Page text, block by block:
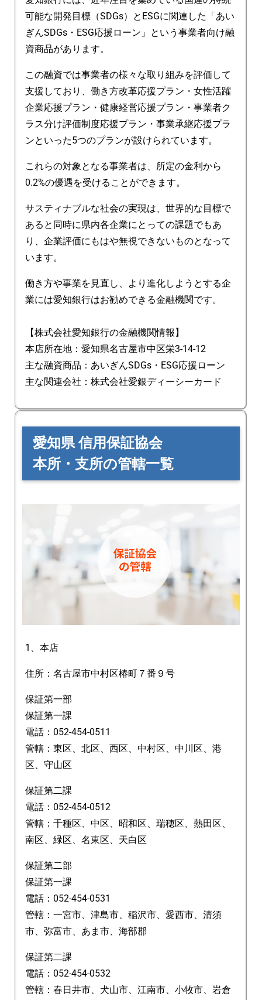
可能な開発目標（SDGs）とESGに関連した「あい
ぎんSDGs・ESG応援ローン」という事業者向け融
資商品があります。
この融資では事業者の様々な取り組みを評価して
支援しており、働き方改革応援プラン・女性活躍
企業応援プラン・健康経営応援プラン・事業者ク
ラス分け評価制度応援プラン・事業承継応援プラ
ンといった5つのプランが設けられています。
これらの対象となる事業者は、所定の金利から
0.2%の優遇を受けることができます。
サスティナブルな社会の実現は、世界的な目標で
あると同時に県内各企業にとっての課題でもあ
り、企業評価にもはや無視できないものとなって
います。
働き方や事業を見直し、より進化しようとする企
業には愛知銀行はお勧めできる金融機関です。
【株式会社愛知銀行の金融機関情報】
本店所在地：愛知県名古屋市中区栄3-14-12
主な融資商品：あいぎんSDGs・ESG応援ローン
主な関連会社：株式会社愛銀ディーシーカード
愛知県 信用保証協会
本所・支所の管轄一覧
1、本店
住所：名古屋市中村区椿町７番９号
保証第一部
保証第一課
電話：052-454-0511
管轄：東区、北区、西区、中村区、中川区、港
区、守山区
保証第二課
電話：052-454-0512
管轄：千種区、中区、昭和区、瑞穂区、熱田区、
南区、緑区、名東区、天白区
保証第二部
保証第一課
電話：052-454-0531
管轄：一宮市、津島市、稲沢市、愛西市、清須
市、弥富市、あま市、海部郡
保証第二課
電話：052-454-0532
管轄：春日井市、犬山市、江南市、小牧市、岩倉